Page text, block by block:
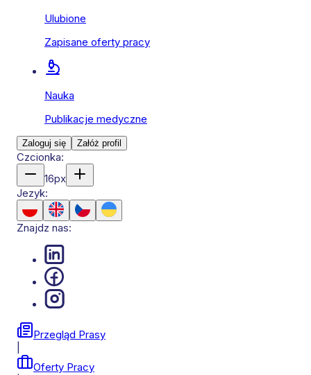
Ulubione
Zapisane oferty pracy
Nauka
Publikacje medyczne
Zaloguj się Załóż profil
Czcionka:
16px
Jezyk:
Znajdz nas:
Przegląd Prasy
Oferty Pracy